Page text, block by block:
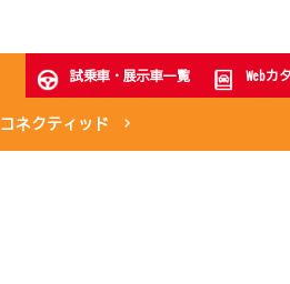
試乗車・展示車一覧 Webカ
コネクティッド